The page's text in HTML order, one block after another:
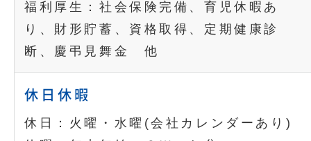
福利厚生：社会保険完備、育児休暇あ
り、財形貯蓄、資格取得、定期健康診
断、慶弔見舞金 他
休日休暇
休日：火曜・水曜(会社カレンダーあり)